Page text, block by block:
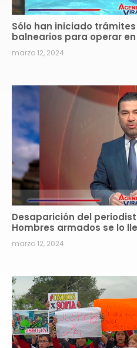
Sólo han iniciado
balnearios para operar
marzo 12, 2024
Desaparición del
Hombres armados se lo
marzo 12, 2024